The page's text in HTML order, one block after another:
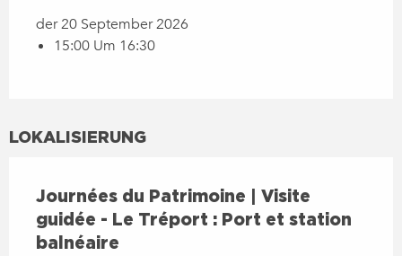
der 20 September 2026
15:00 Um 16:30
LOKALISIERUNG
Journées du Patrimoine | Visite
guidée - Le Tréport : Port et station
balnéaire